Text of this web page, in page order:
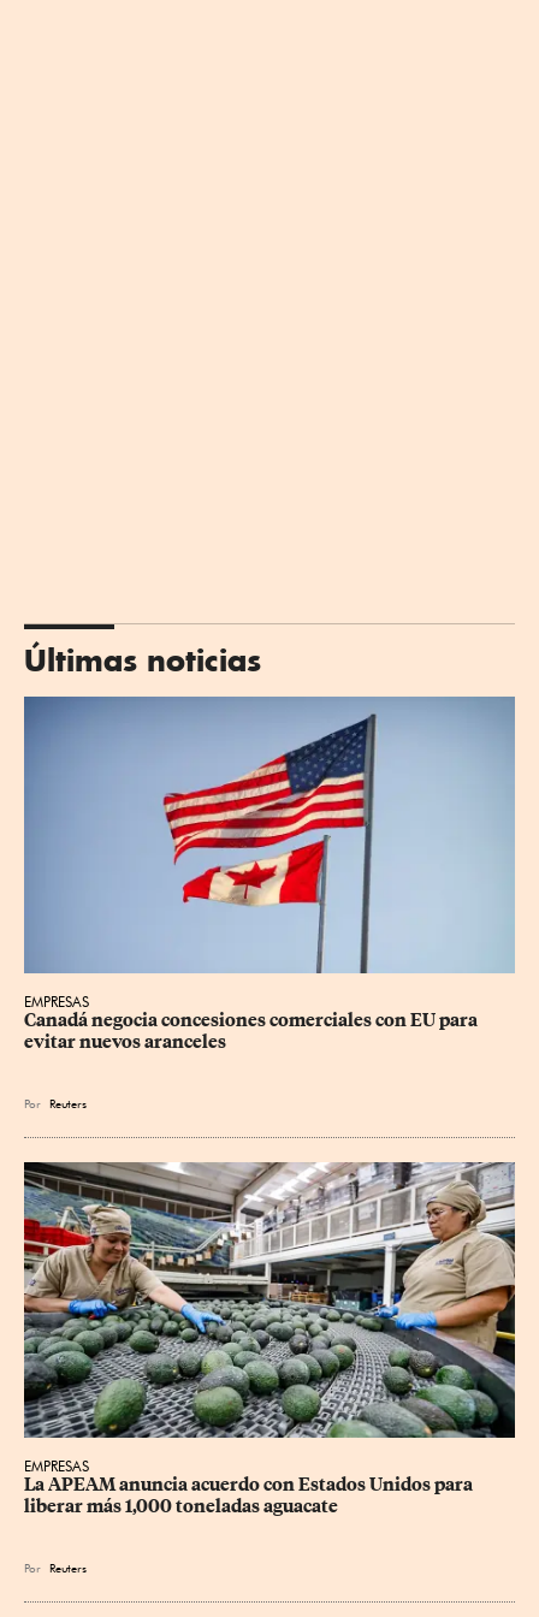
Últimas noticias
EMPRESAS
Canadá negocia concesiones comerciales con EU para
evitar nuevos aranceles
Por Reuters
EMPRESAS
La APEAM anuncia acuerdo con Estados Unidos para
liberar más 1,000 toneladas aguacate
Por Reuters